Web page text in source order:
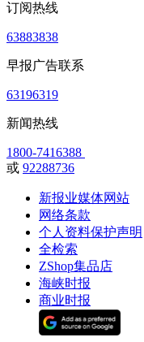
订阅热线
63883838
早报广告联系
63196319
新闻热线
1800-7416388
或 92288736
新报业媒体网站
网络条款
个人资料保护声明
全检索
ZShop集品店
海峡时报
商业时报